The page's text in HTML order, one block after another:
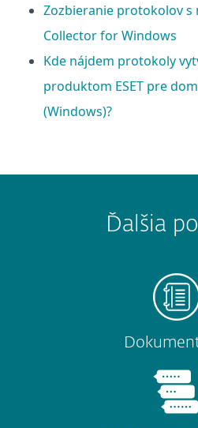
Zozbieranie protokolov s
Collector for Windows
Kde nájdem protokoly
produktom ESET pre
(Windows)?
Ďalšia